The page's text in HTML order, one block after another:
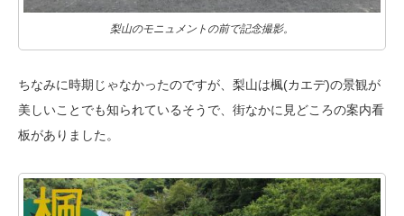
梨山のモニュメントの前で記念撮影。
ちなみに時期じゃなかったのですが、梨山は楓(カエデ)の景観が
美しいことでも知られているそうで、街なかに見どころの案内看
板がありました。